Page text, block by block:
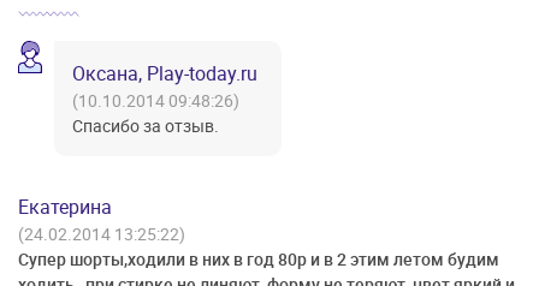
Оксана, Play-today.ru
(10.10.2014 09:48:26)
Спасибо за отзыв.
Екатерина
(24.02.2014 13:25:22)
Супер шорты,ходили в них в год 80р и в 2 этим летом будим